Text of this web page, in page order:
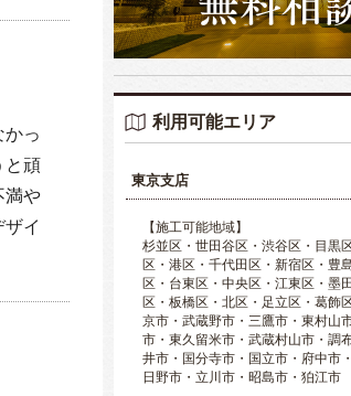
っ
と頑
満や
イ
利用可能エリア
東京支店
【施工可能地域】
杉並区・世田谷区・渋谷区・目黒
区・港区・千代田区・新宿区・豊
区・台東区・中央区・江東区・墨
区・板橋区・北区・足立区・葛飾
京市・武蔵野市・三鷹市・東村山
市・東久留米市・武蔵村山市・調
井市・国分寺市・国立市・府中市
日野市・立川市・昭島市・狛江市